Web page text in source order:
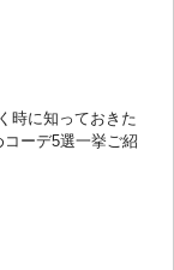
時に知っておきた
ーデ5選一挙ご紹